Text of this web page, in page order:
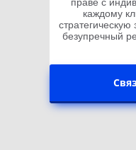
каждому
безупречный